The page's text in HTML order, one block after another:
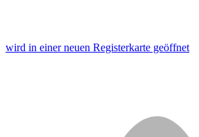
wird in einer neuen Registerkarte geöffnet